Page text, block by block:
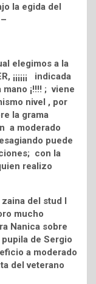
la egida del
–
elegimos a la
¡¡¡¡¡¡ indicada
¡!!!! ; viene
nivel , por
la grama
a moderado
puede
con la
realizo
del stud l
mucho
Nanica sobre
de Sergio
a moderado
del veterano